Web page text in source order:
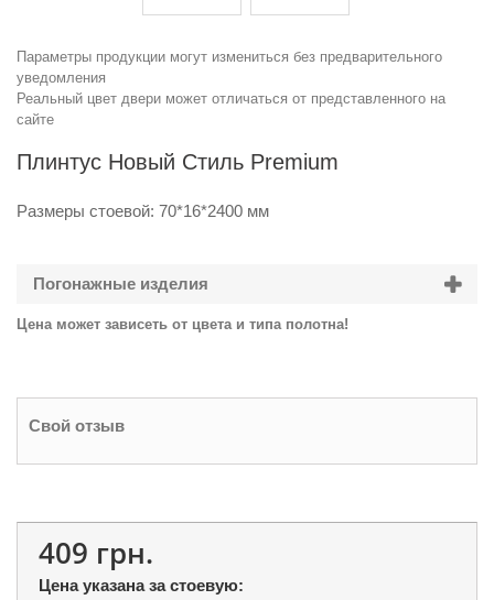
Параметры продукции могут измениться без предварительного
уведомления
Реальный цвет двери может отличаться от представленного на
сайте
Плинтус Новый Стиль Premium
Размеры стоевой: 70*16*2400 мм
Погонажные изделия
Цена может зависеть от цвета и типа полотна!
Свой отзыв
409 грн.
Цена указана за стоевую: